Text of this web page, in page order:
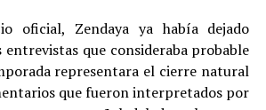
oficial, Zendaya ya había dejado
que consideraba probable
representara el cierre natural
que fueron interpretados por